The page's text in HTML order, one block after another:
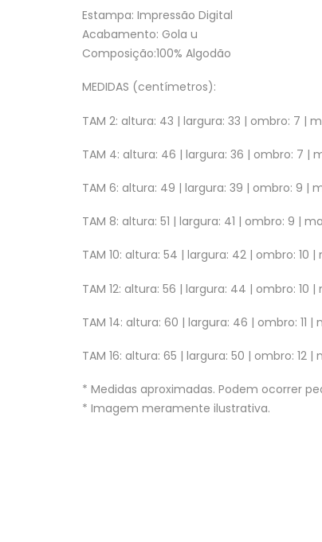
Estampa: Impressão Digital
Acabamento: Gola u
Composição:100% Algodão
MEDIDAS (centímetros):
TAM 2: altura: 43 | largura: 33 | ombro: 7 |
TAM 4: altura: 46 | largura: 36 | ombro: 7 |
TAM 6: altura: 49 | largura: 39 | ombro: 9 |
TAM 8: altura: 51 | largura: 41 | ombro: 9 |
TAM 10: altura: 54 | largura: 42 | ombro: 10 |
TAM 12: altura: 56 | largura: 44 | ombro: 10 |
TAM 14: altura: 60 | largura: 46 | ombro: 11 |
TAM 16: altura: 65 | largura: 50 | ombro: 12 |
* Medidas aproximadas. Podem ocorrer
* Imagem meramente ilustrativa.